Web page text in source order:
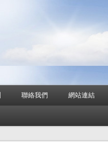
聯絡我們 網站連結